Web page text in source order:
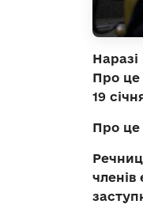
Про це
19
Про це